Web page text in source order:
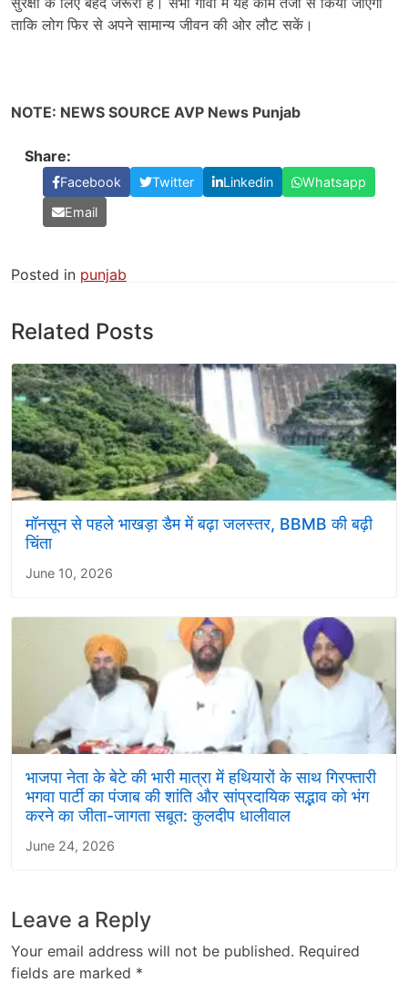
ताकि लोग फिर से अपने सामान्य जीवन की ओर लौट सकें।
NOTE: NEWS SOURCE AVP News Punjab
Share:
Facebook Twitter Linkedin
Whatsapp
Email
Posted in punjab
Related Posts
मॉनसून से पहले भाखड़ा डैम में बढ़ा जलस्तर, BBMB की बढ़ी
चिंता
June 10, 2026
भाजपा नेता के बेटे की भारी मात्रा में हथियारों के साथ गिरफ्तारी
भगवा पार्टी का पंजाब की शांति और सांप्रदायिक सद्भाव को भंग
करने का जीता-जागता सबूत: कुलदीप धालीवाल
June 24, 2026
Leave a Reply
Your email address will not be published. Required
fields are marked *